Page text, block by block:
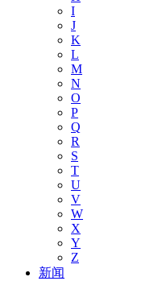
I
J
K
L
M
N
O
P
Q
R
S
T
U
V
W
X
Y
Z
新闻